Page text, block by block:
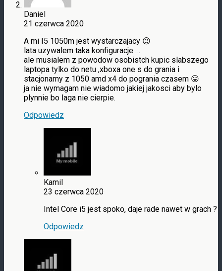
Daniel
21 czerwca 2020
A mi I5 1050m jest wystarczajacy 😉
lata uzywalem taka konfiguracje …
ale musialem z powodow osobistch kupic slabszego
laptopa tylko do netu ,xboxa one s do grania i
stacjonarny z 1050 amd x4 do pogrania czasem 😛
ja nie wymagam nie wiadomo jakiej jakosci aby bylo
plynnie bo laga nie cierpie.
Odpowiedz
Kamil
23 czerwca 2020
Intel Core i5 jest spoko, daje rade nawet w grach ?
Odpowiedz